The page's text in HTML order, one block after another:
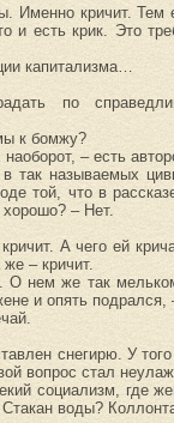
Именно кричит.
и есть крик. Это
капитализма…
по
к бомжу?
– есть
называемых
той, что в
– Нет.
А чего ей
– кричит.
О нем же так
и опять
снегирю. У
вопрос стал
социализм, где
воды?